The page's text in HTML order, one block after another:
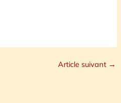
Article suivant →